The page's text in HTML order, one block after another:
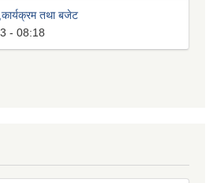
तथा बजेट
- 08:18